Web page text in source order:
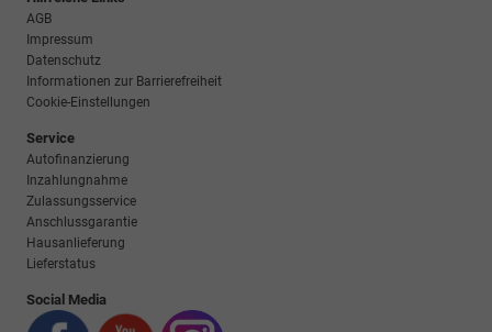
AGB
Impressum
Datenschutz
Informationen zur Barrierefreiheit
Cookie-Einstellungen
Service
Autofinanzierung
Inzahlungnahme
Zulassungsservice
Anschlussgarantie
Hausanlieferung
Lieferstatus
Social Media